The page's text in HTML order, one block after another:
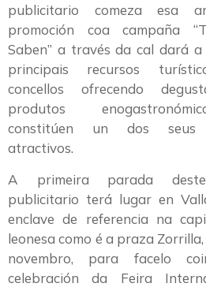
publicitario comeza esa
promoción coa campaña
Saben” a través da cal dará a
principais recursos
concellos ofrecendo
produtos
constitúen un dos seus
atractivos.
A primeira parada
publicitario terá lugar en
enclave de referencia na
leonesa como é a praza
novembro, para facelo
celebración da Feira